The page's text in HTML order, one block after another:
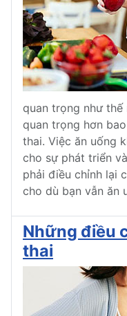
quan trọng như
quan trọng hơn
thai. Việc ăn uống
cho sự phát triển
phải điều chỉnh lại
cho dù bạn vẫn ăn
Những điều
thai